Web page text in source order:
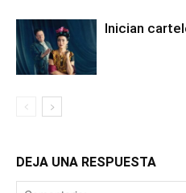
Inician
DEJA UNA RESPUESTA